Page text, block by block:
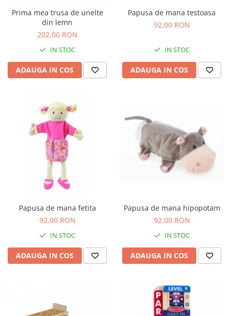
Figurine plus
Jucarii Montessori
Nevoi speciale si sindrom Down
Jucarii cu alfabet
Seturi Numberblocks
Jucarii de motricitate
Jucarii fructe si legume
Puzzle clasic
Puzzle incastru
Puzzle de podea
Jucarii bebelusi
Jucarii de baie
Jucarii dentitie
Jucarii de sortat
Prima mea trusa de unelte
din lemn
202,00 RON
IN STOC
ADAUGA IN COS
Papusa de mana testoasa
92,00 RON
IN STOC
ADAUGA IN COS
Papusa de mana fetita
92,00 RON
IN STOC
ADAUGA IN COS
Papusa de mana hipopotam
92,00 RON
IN STOC
ADAUGA IN COS